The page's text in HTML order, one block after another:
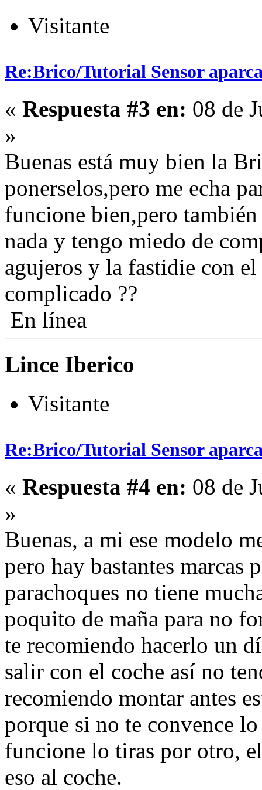
Visitante
Re:Brico/Tutorial Sensor
« Respuesta #3 en: 08 de
»
Buenas está muy bien la
ponerselos,pero me echa
funcione bien,pero
nada y tengo miedo de
agujeros y la fastidie con
complicado ??
En línea
Lince Iberico
Visitante
Re:Brico/Tutorial Sensor
« Respuesta #4 en: 08 de
»
Buenas, a mi ese modelo
pero hay bastantes marcas
parachoques no tiene
poquito de maña para no
te recomiendo hacerlo un
salir con el coche así no
recomiendo montar antes
porque si no te convence
funcione lo tiras por otro,
eso al coche.